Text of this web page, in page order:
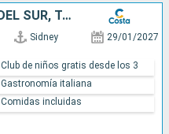
AUSTRALIA, JAPÓN, COREA DEL SUR, TAIWÁN, CHINA, VIETNAM, SINGAPUR, MALASIA, SRI LANKA, MALDIVAS, MAURICIO, SUDÁFRICA, NAMIBIA, CABO VERDE, CANARIAS
Sidney 29/01/2027
Club de niños gratis desde los 3
Gastronomía italiana
Comidas incluidas